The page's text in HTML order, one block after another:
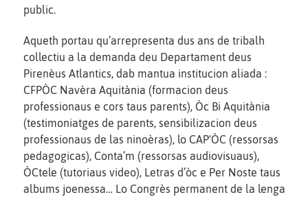
public.
Aqueth portau qu’arrepresenta dus ans de tribalh
collectiu a la demanda deu Departament deus
Pirenèus Atlantics, dab mantua institucion aliada :
CFPÒC Navèra Aquitània (formacion deus
professionaus e cors taus parents), Òc Bi Aquitània
(testimoniatges de parents, sensibilizacion deus
professionaus de las ninoèras), lo CAP'ÒC (ressorsas
pedagogicas), Conta’m (ressorsas audiovisuaus),
ÒCtele (tutoriaus video), Letras d’òc e Per Noste taus
albums joenessa… Lo Congrès permanent de la lenga